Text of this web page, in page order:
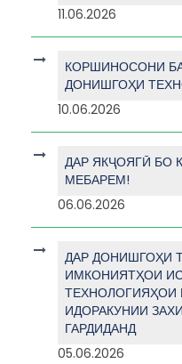
11.06.2026
КОРШИНОСОНИ
ДОНИШГОҲИ
10.06.2026
ДАР ЯКҶОЯГӢ БО
МЕБАРЕМ!
06.06.2026
ДАР ДОНИШГОҲИ
ИМКОНИЯТҲОИ
ТЕХНОЛОГИЯҲОИ
ИДОРАКУНИИ
ГАРДИДАНД
05.06.2026